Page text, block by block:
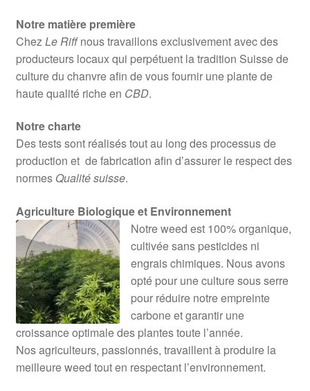
Notre matière première
ChezLe Riffnous travaillons exclusivement avec des
producteurs locaux qui perpétuent la tradition Suisse de
culture du chanvre afin de vous fournir une plante de
haute qualité riche en CBD.
Notre charte
Des tests sont réalisés tout au long des processus de
production et de fabrication afin d’assurer le respect des
normes Qualité suisse.
Agriculture Biologique et Environnement
Notre weed est 100% organique,
cultivée sans pesticides ni
engrais chimiques. Nous avons
opté pour une culture sous serre
pour réduire notre empreinte
carbone et garantir une
croissance optimale des plantes toute l’année.
Nos agriculteurs, passionnés, travaillent à produire la
meilleure weed tout en respectant l’environnement.